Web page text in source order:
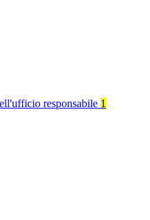
responsabile 1